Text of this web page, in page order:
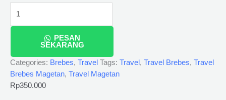
PESAN
SEKARANG
Categories: Brebes, Travel Tags: Travel , Travel Brebes, Travel
Brebes Magetan, Travel Magetan
Rp350.000